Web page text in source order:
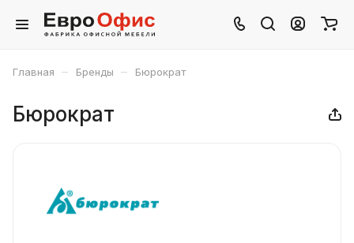
Главная – Бренды – Бюрократ
Бюрократ